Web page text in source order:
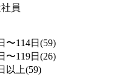
員
〜114日(59)
〜119日(26)
以上(59)